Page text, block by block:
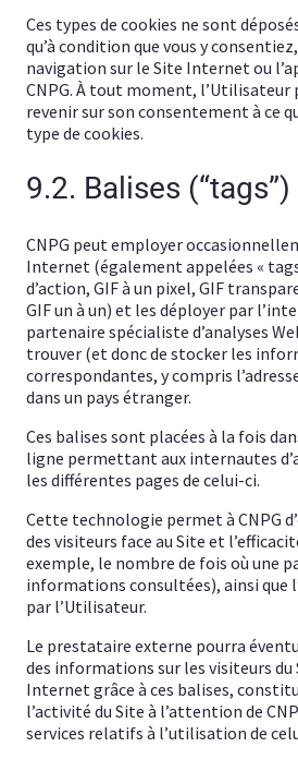
Ces types de cookies ne sont
qu’à condition que vous y
navigation sur le Site Internet ou
CNPG. À tout moment, l’Utilisateur
revenir sur son consentement à ce
type de cookies.
9.2. Balises
CNPG peut employer
Internet (également appelées «
d’action, GIF à un pixel, GIF
GIF un à un) et les déployer par
partenaire spécialiste d’analyses
trouver (et donc de stocker les
correspondantes, y compris
dans un pays étranger.
Ces balises sont placées à la fois
ligne permettant aux internautes
les différentes pages de celui-ci.
Cette technologie permet à CNPG
des visiteurs face au Site et
exemple, le nombre de fois où une
informations consultées), ainsi que
par l’Utilisateur.
Le prestataire externe pourra
des informations sur les visiteurs du
Internet grâce à ces balises,
l’activité du Site à l’attention de
services relatifs à l’utilisation de